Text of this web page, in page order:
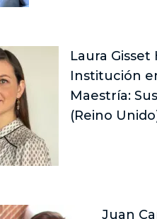
Laura Gisset
Institución
Maestría:
(Reino
Juan